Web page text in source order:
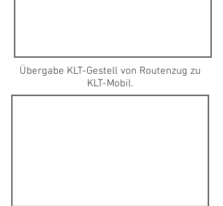
Übergabe KLT-Gestell von Routenzug zu
KLT-Mobil.